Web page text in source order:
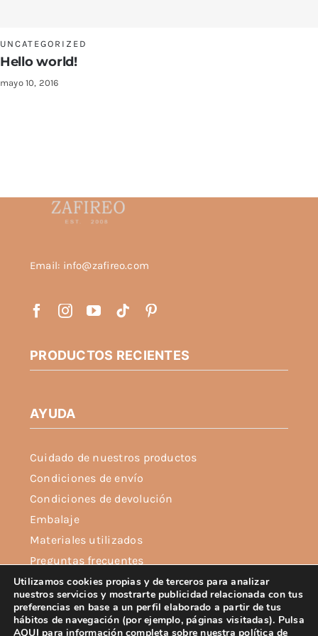
UNCATEGORIZED
Hello world!
mayo 10, 2016
Email: info@zafireo.com
PRODUCTOS RECIENTES
AYUDA
Cuidado de nuestros productos
Condiciones de envío
Condiciones de devolución
Embalaje
Materiales utilizados
Preguntas frecuentes
Política de privacidad
Política de cookies
Aviso legal
Utilizamos cookies propias y de terceros para analizar
nuestros servicios y mostrarte publicidad relacionada con tus
preferencias en base a un perfil elaborado a partir de tus
hábitos de navegación (por ejemplo, páginas visitadas). Pulsa
AQUI para información completa sobre nuestra política de